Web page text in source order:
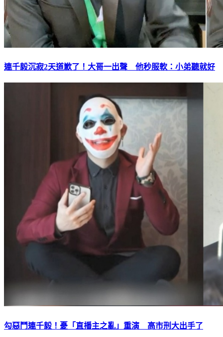
連千毅沉寂2天道歉了！大哥一出聲 他秒服軟：小弟聽就好
勾惡鬥連千毅！憂「直播主之亂」重演 高市刑大出手了